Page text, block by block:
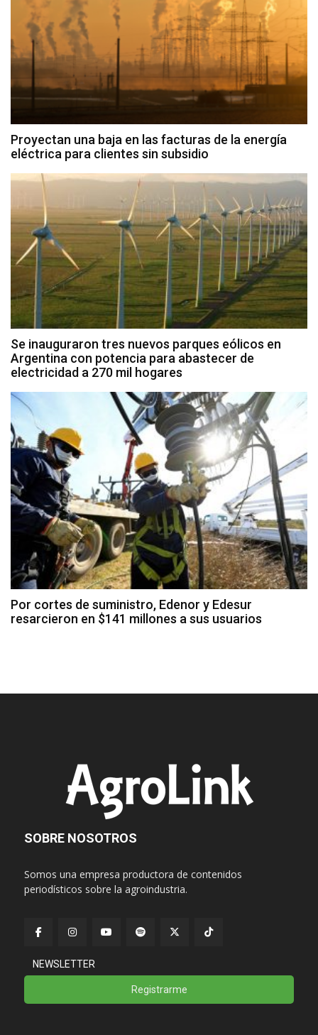
Proyectan una baja en las facturas de la energía
eléctrica para clientes sin subsidio
Se inauguraron tres nuevos parques eólicos en
Argentina con potencia para abastecer de
electricidad a 270 mil hogares
Por cortes de suministro, Edenor y Edesur
resarcieron en $141 millones a sus usuarios
SOBRE NOSOTROS
Somos una empresa productora de contenidos
periodísticos sobre la agroindustria.
NEWSLETTER
Registrarme